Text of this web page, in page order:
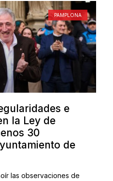
PAMPLONA
e
la Ley de
30
de
las observaciones de